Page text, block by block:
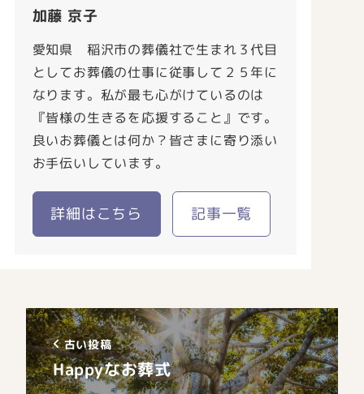
加藤 京子
愛知県 稲沢市の葬儀社で生まれ３代目
としてお葬儀の仕事に従事して２５年に
なります。私が最も心がけているのは
『皆様の生きるを応援すること』です。
良いお葬儀とは何か？皆さまに寄り添い
お手伝いしています。
詳細はこちら 記事一覧
古い投稿
Happyなお葬式